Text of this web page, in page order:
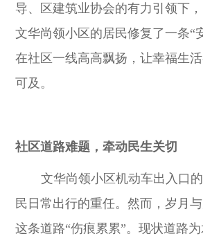
导、区建筑业协会的有力引领下
文华尚领小区的居民修复了一条“
在社区一线高高飘扬，让幸福生
可及。
社区道路难题，牵动民生关切
文华尚领小区机动车出入口
民日常出行的重任。然而，岁月
这条道路“伤痕累累”。现状道路